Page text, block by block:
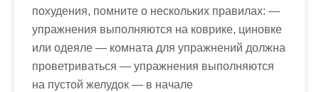
похудения, помните о нескольких правилах: —
упражнения выполняются на коврике, циновке
или одеяле — комната для упражнений должна
проветриваться — упражнения выполняются
на пустой желудок — в начале